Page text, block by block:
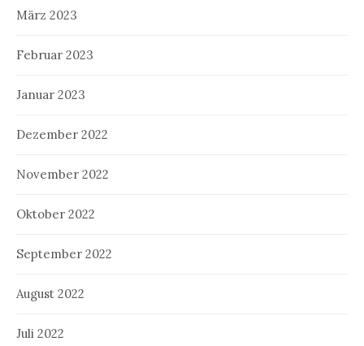
März 2023
Februar 2023
Januar 2023
Dezember 2022
November 2022
Oktober 2022
September 2022
August 2022
Juli 2022